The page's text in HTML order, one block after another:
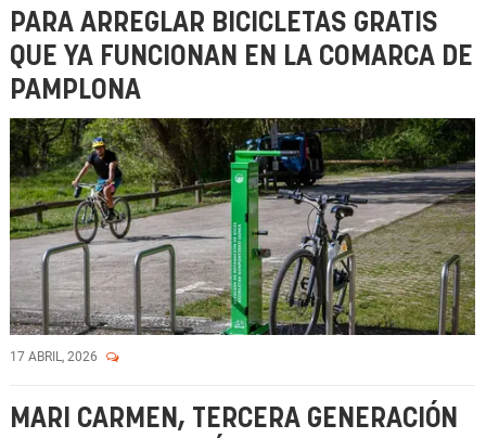
PARA ARREGLAR BICICLETAS GRATIS
QUE YA FUNCIONAN EN LA COMARCA DE
PAMPLONA
17 ABRIL, 2026
MARI CARMEN, TERCERA GENERACIÓN